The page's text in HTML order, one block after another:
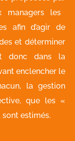
managers les
afin d’agir de
et déterminer
donc dans la
enclencher le
la gestion
que les «
estimés.